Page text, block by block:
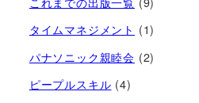
タイムマネジメント (1)
パナソニック親睦会 (2)
ピープルスキル (4)